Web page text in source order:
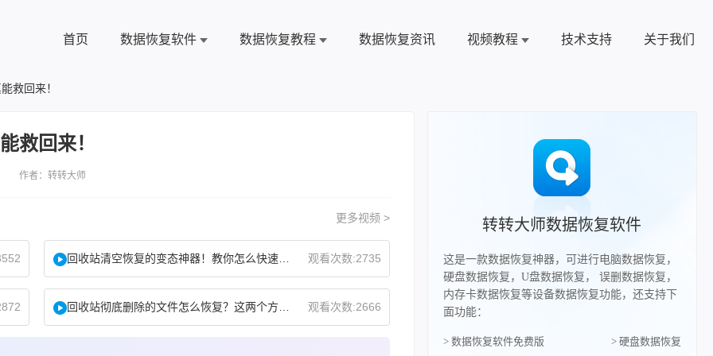
首页 数据恢复软件 数据恢复教程 数据恢复资讯 视频教程 技术支持 关于我们
救回来！
救回来！
者：转转大师
更多视频 >
观看次数:2735
观看次数:2666
转转大师数据恢复软件
这是一款数据恢复神器，可进行电脑数据恢复，
硬盘数据恢复，U盘数据恢复， 误删数据恢复，
内存卡数据恢复等设备数据恢复功能，还支持下
面功能：
> 数据恢复软件免费版 > 硬盘数据恢复